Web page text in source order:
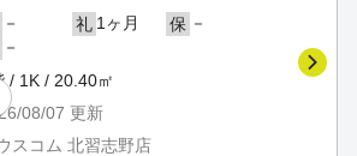
－ 礼 1ヶ月 保 －
－
/ 1K / 20.40㎡
08/07 更新
スコム 北習志野店